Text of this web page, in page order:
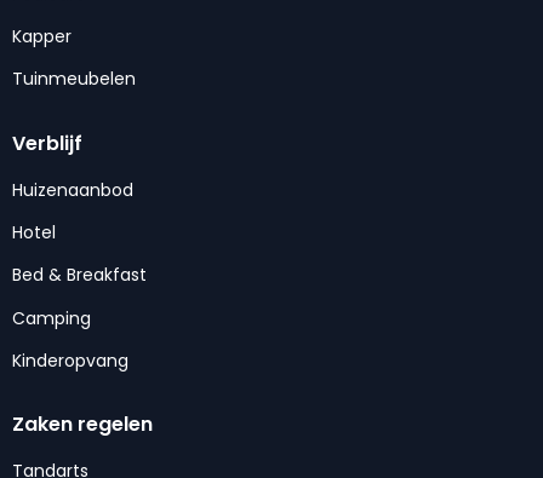
Kapper
Tuinmeubelen
Verblijf
Huizenaanbod
Hotel
Bed & Breakfast
Camping
Kinderopvang
Zaken regelen
Tandarts